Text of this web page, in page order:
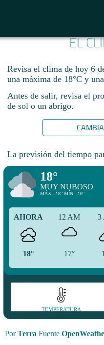
EL
Revisa el clima de hoy 6
una máxima de 18°C y
Antes de salir, revisa el
de sol o un abrigo.
La previsión del tiempo
18°
MUY NUBOSO
MÁX.: 18° MÍN.: 10°
AHORA
18°
12 AM
17°
3
TEMPERATURA
PorTerra Fuente